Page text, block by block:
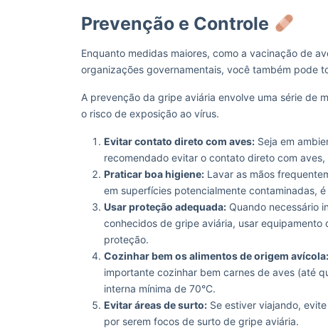
Prevenção e Controle
Enquanto medidas maiores, como a vacinação de
organizações governamentais, você também pode
A prevenção da gripe aviária envolve uma série de
o risco de exposição ao vírus.
Evitar contato direto com aves: Seja em
recomendado evitar o contato direto com
Praticar boa higiene: Lavar as mãos
em superfícies potencialmente contaminadas,
Usar proteção adequada: Quando necessário
conhecidos de gripe aviária, usar
proteção.
Cozinhar bem os alimentos de origem avícola:
importante cozinhar bem carnes de aves (até
interna mínima de 70°C.
Evitar áreas de surto: Se estiver viajando,
por serem focos de surto de gripe aviária.